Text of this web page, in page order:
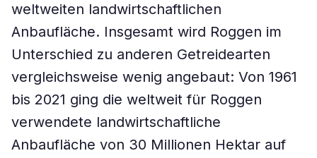
weltweiten landwirtschaftlichen
Anbaufläche. Insgesamt wird Roggen im
Unterschied zu anderen Getreidearten
vergleichsweise wenig angebaut: Von 1961
bis 2021 ging die weltweit für Roggen
verwendete landwirtschaftliche
Anbaufläche von 30 Millionen Hektar auf